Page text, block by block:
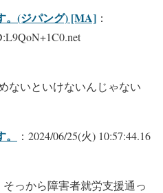
。(ジパング) [MA] ：
ないといけないんじゃない
：2024/06/25(火) 10:57:44.16
っから障害者就労支援通っ